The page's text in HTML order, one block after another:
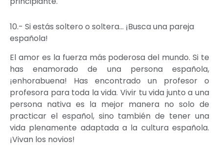
10.- Si estás soltero o soltera… ¡Busca una pareja
española!
El amor es la fuerza más poderosa del mundo. Si te
has enamorado de una persona española,
¡enhorabuena! Has encontrado un profesor o
profesora para toda la vida. Vivir tu vida junto a una
persona nativa es la mejor manera no solo de
practicar el español, sino también de tener una
vida plenamente adaptada a la cultura española.
¡Vivan los novios!